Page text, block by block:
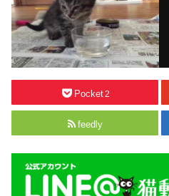
Pocket2
feedly